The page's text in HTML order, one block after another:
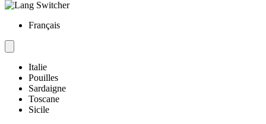
Français
Italie
Pouilles
Sardaigne
Toscane
Sicile